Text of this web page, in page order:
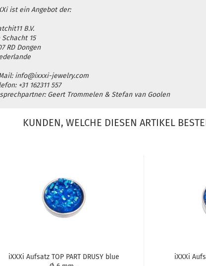
ist ein Angebot der:
B.V.
Schacht 15
RD Dongen
info@ixxxi-jewelry.com
+31 162311 557
Geert Trommelen & Stefan van Goolen
KUNDEN, WELCHE DIESEN ARTIKEL
iXXXi Auf­satz TOP PART DRUSY blue
iXXXi